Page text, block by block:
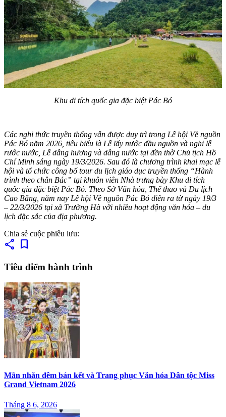
Khu di tích quốc gia đặc biệt Pác Bó
Các nghi thức truyền thống vẫn được duy trì trong Lễ hội Về nguồn
Pác Bó năm 2026, tiêu biểu là Lễ lấy nước đầu nguồn và nghi lễ
rước nước, Lễ dâng hương và dâng nước tại đền thờ Chủ tịch Hồ
Chí Minh sáng ngày 19/3/2026. Sau đó là chương trình khai mạc lễ
hội và tổ chức công bố tour du lịch giáo dục truyền thống “Hành
trình theo chân Bác” tại khuôn viên Nhà trưng bày Khu di tích
quốc gia đặc biệt Pác Bó. Theo Sở Văn hóa, Thể thao và Du lịch
Cao Bằng, năm nay Lễ hội Về nguồn Pác Bó diễn ra từ ngày 19/3
– 22/3/2026 tại xã Trường Hà với nhiều hoạt động văn hóa – du
lịch đặc sắc của địa phương.
Chia sẻ cuộc phiêu lưu:
share bookmark
Tiêu điểm hành trình
Mãn nhãn đêm bán kết và Trang phục Văn hóa Dân tộc Miss
Grand Vietnam 2026
Tháng 8 6, 2026